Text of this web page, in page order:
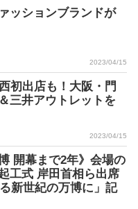
ッションブランドが
2023/04/15
初出店も！大阪・門
三井アウトレットを
2023/04/15
開幕まで2年》会場の
工式 岸田首相ら出席
新世紀の万博に」記